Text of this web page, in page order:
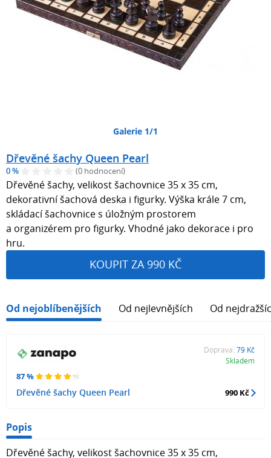
Galerie 1/1
Dřevěné šachy Queen Pearl
0 % (0 hodnocení)
Dřevěné šachy, velikost šachovnice 35 x 35 cm,
dekorativní šachová deska i figurky. Výška krále 7 cm,
skládací šachovnice s úložným prostorem
a organizérem pro figurky. Vhodné jako dekorace i pro
hru.
KOUPIT ZA 990 KČ
Od nejoblíbenějších Od nejlevnějších Od
87 %
Dřevěné šachy Queen Pearl
Doprava: 79 Kč
Skladem
990 Kč
Popis
Dřevěné šachy, velikost šachovnice 35 x 35 cm,